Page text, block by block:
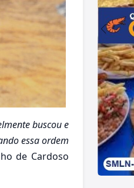
buscou e
essa ordem
de Cardoso